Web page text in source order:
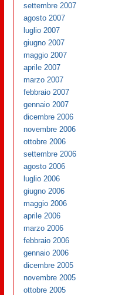
settembre 2007
agosto 2007
luglio 2007
giugno 2007
maggio 2007
aprile 2007
marzo 2007
febbraio 2007
gennaio 2007
dicembre 2006
novembre 2006
ottobre 2006
settembre 2006
agosto 2006
luglio 2006
giugno 2006
maggio 2006
aprile 2006
marzo 2006
febbraio 2006
gennaio 2006
dicembre 2005
novembre 2005
ottobre 2005